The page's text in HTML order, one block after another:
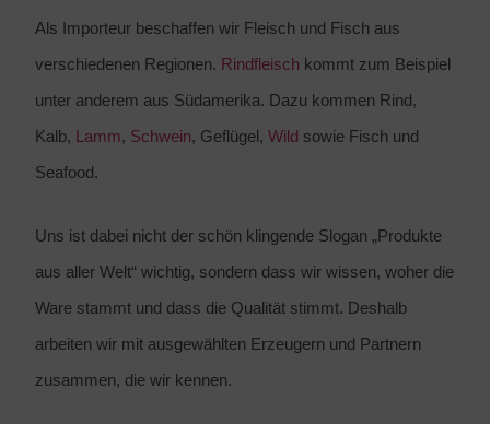
Als Importeur beschaffen wir Fleisch und Fisch aus
verschiedenen Regionen. Rindfleisch kommt zum Beispiel
unter anderem aus Südamerika. Dazu kommen Rind,
Kalb, Lamm, Schwein, Geflügel,Wild sowie Fisch und
Seafood.
Uns ist dabei nicht der schön klingende Slogan „Produkte
aus aller Welt“ wichtig, sondern dass wir wissen, woher die
Ware stammt und dass die Qualität stimmt. Deshalb
arbeiten wir mit ausgewählten Erzeugern und Partnern
zusammen, die wir kennen.